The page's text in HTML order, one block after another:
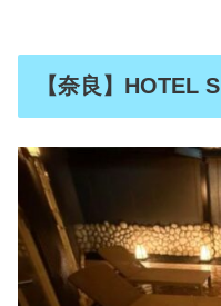
【奈良】HOTEL